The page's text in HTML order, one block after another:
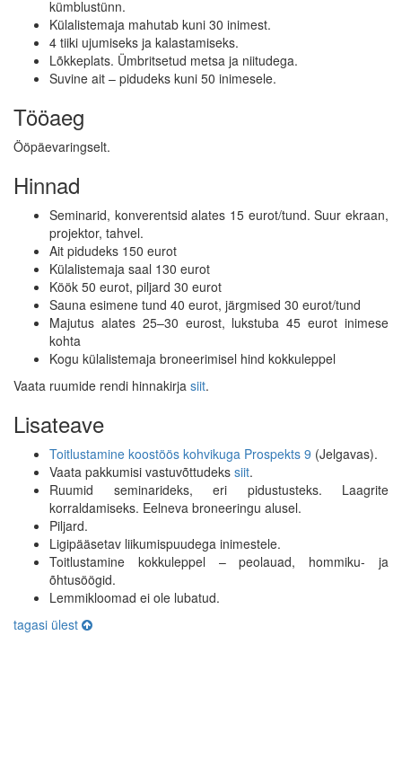
kümblustünn.
Külalistemaja mahutab kuni 30 inimest.
4 tiiki ujumiseks ja kalastamiseks.
Lõkkeplats. Ümbritsetud metsa ja niitudega.
Suvine ait – pidudeks kuni 50 inimesele.
Tööaeg
Ööpäevaringselt.
Hinnad
Seminarid, konverentsid alates 15 eurot/tund. Suur ekraan,
projektor, tahvel.
Ait pidudeks 150 eurot
Külalistemaja saal 130 eurot
Köök 50 eurot, piljard 30 eurot
Sauna esimene tund 40 eurot, järgmised 30 eurot/tund
Majutus alates 25–30 eurost, lukstuba 45 eurot inimese
kohta
Kogu külalistemaja broneerimisel hind kokkuleppel
Vaata ruumide rendi hinnakirja siit.
Lisateave
Toitlustamine koostöös kohvikuga Prospekts 9 (Jelgavas).
Vaata pakkumisi vastuvõttudeks siit.
Ruumid seminarideks, eri pidustusteks. Laagrite
korraldamiseks. Eelneva broneeringu alusel.
Piljard.
Ligipääsetav liikumispuudega inimestele.
Toitlustamine kokkuleppel – peolauad, hommiku- ja
õhtusöögid.
Lemmikloomad ei ole lubatud.
tagasi ülest